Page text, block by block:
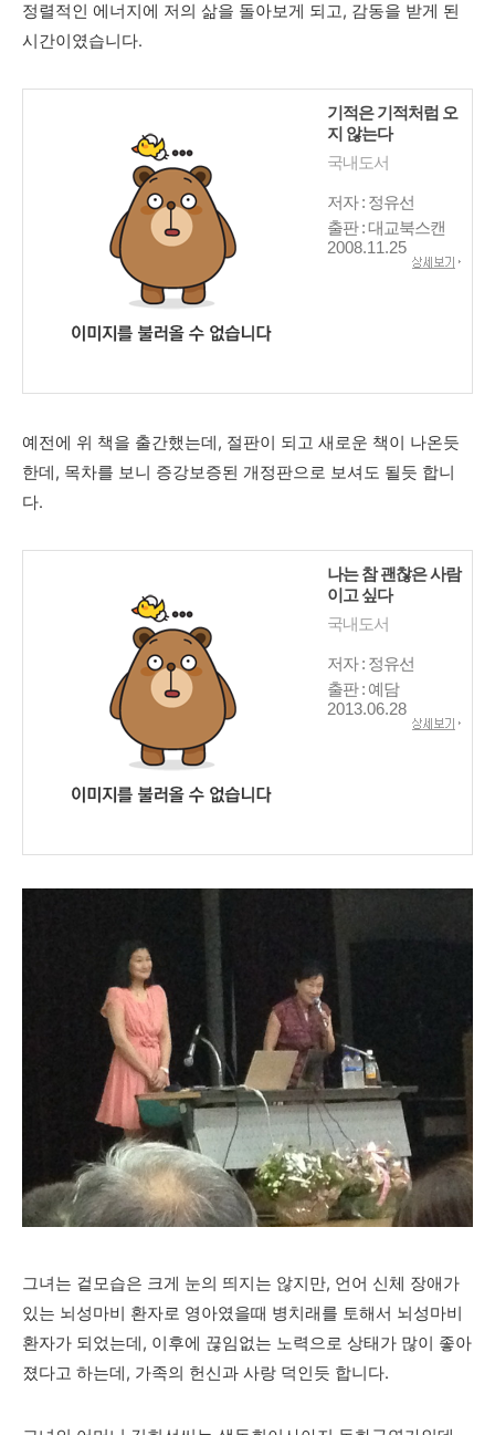
정렬적인 에너지에 저의 삶을 돌아보게 되고, 감동을 받게 된
시간이였습니다.
기적은 기적처럼 오
지 않는다
국내도서
저자 : 정유선
출판 : 대교북스캔
2008.11.25
예전에 위 책을 출간했는데, 절판이 되고 새로운 책이 나온듯
한데, 목차를 보니 증강보증된 개정판으로 보셔도 될듯 합니
다.
나는 참 괜찮은 사람
이고 싶다
국내도서
저자 : 정유선
출판 : 예담
2013.06.28
그녀는 겉모습은 크게 눈의 띄지는 않지만, 언어 신체 장애가
있는 뇌성마비 환자로 영아였을때 병치래를 토해서 뇌성마비
환자가 되었는데, 이후에 끊임없는 노력으로 상태가 많이 좋아
졌다고 하는데, 가족의 헌신과 사랑 덕인듯 합니다.